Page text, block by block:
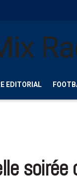
EDITORIAL
soirée